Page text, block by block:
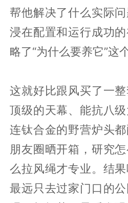
帮他解决了什么实际
浸在配置和运行成功
略了“为什么要养它”这
这就好比跟风买了一
顶级的天幕、能抗八
连钛合金的野营炉头
朋友圈晒开箱，研究
么拉风绳才专业。结
最远只去过家门口的